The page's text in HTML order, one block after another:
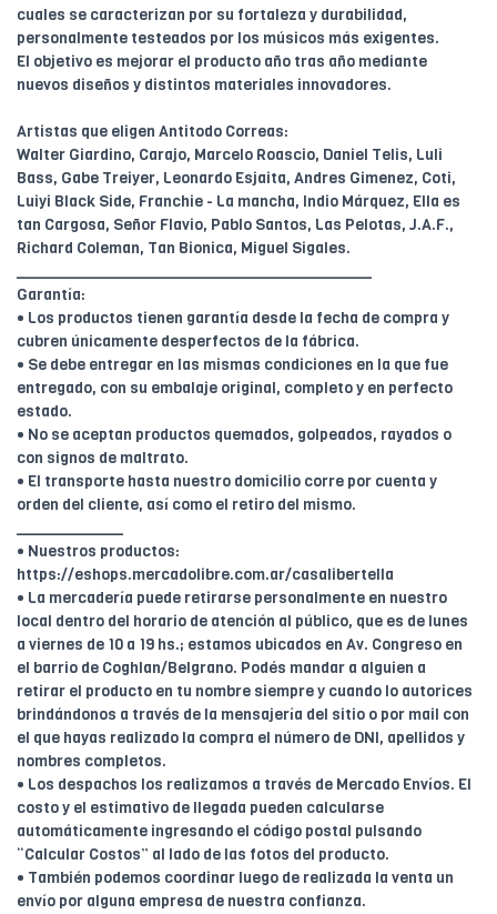
cuales se caracterizan por su fortaleza y durabilidad,
personalmente testeados por los músicos más exigentes.
El objetivo es mejorar el producto año tras año mediante
nuevos diseños y distintos materiales innovadores.
Artistas que eligen Antitodo Correas:
Walter Giardino, Carajo, Marcelo Roascio, Daniel Telis, Luli
Bass, Gabe Treiyer, Leonardo Esjaita, Andres Gimenez, Coti,
Luiyi Black Side, Franchie - La mancha, Indio Márquez, Ella es
tan Cargosa, Señor Flavio, Pablo Santos, Las Pelotas, J.A.F.,
Richard Coleman, Tan Bionica, Miguel Sigales.
________________________________________
Garantía:
• Los productos tienen garantía desde la fecha de compra y
cubren únicamente desperfectos de la fábrica.
• Se debe entregar en las mismas condiciones en la que fue
entregado, con su embalaje original, completo y en perfecto
estado.
• No se aceptan productos quemados, golpeados, rayados o
con signos de maltrato.
• El transporte hasta nuestro domicilio corre por cuenta y
orden del cliente, así como el retiro del mismo.
____________
• Nuestros productos:
https://eshops.mercadolibre.com.ar/casalibertella
• La mercadería puede retirarse personalmente en nuestro
local dentro del horario de atención al público, que es de lunes
a viernes de 10 a 19 hs.; estamos ubicados en Av. Congreso en
el barrio de Coghlan/Belgrano. Podés mandar a alguien a
retirar el producto en tu nombre siempre y cuando lo autorices
brindándonos a través de la mensajería del sitio o por mail con
el que hayas realizado la compra el número de DNI, apellidos y
nombres completos.
• Los despachos los realizamos a través de Mercado Envíos. El
costo y el estimativo de llegada pueden calcularse
automáticamente ingresando el código postal pulsando
“Calcular Costos” al lado de las fotos del producto.
• También podemos coordinar luego de realizada la venta un
envío por alguna empresa de nuestra confianza.